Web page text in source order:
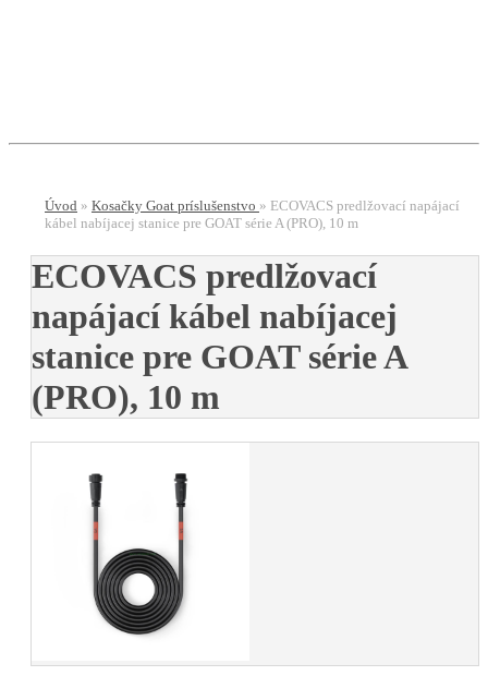
Úvod » Kosačky Goat príslušenstvo » ECOVACS predlžovací napájací
kábel nabíjacej stanice pre GOAT série A (PRO), 10 m
ECOVACS predlžovací
napájací kábel nabíjacej
stanice pre GOAT série A
(PRO), 10 m